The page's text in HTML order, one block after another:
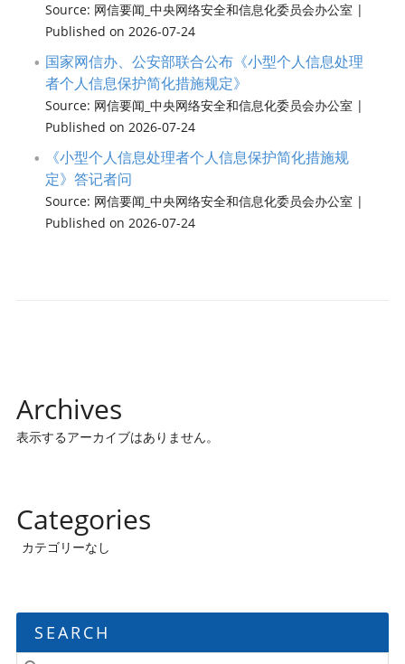
Source: 网信要闻_中央网络安全和信息化委员会办公室
Published on 2026-07-24
国家网信办、公安部联合公布《小型个人信息处理
者个人信息保护简化措施规定》
Source: 网信要闻_中央网络安全和信息化委员会办公室
Published on 2026-07-24
《小型个人信息处理者个人信息保护简化措施规
定》答记者问
Source: 网信要闻_中央网络安全和信息化委员会办公室
Published on 2026-07-24
Archives
表示するアーカイブはありません。
Categories
カテゴリーなし
SEARCH